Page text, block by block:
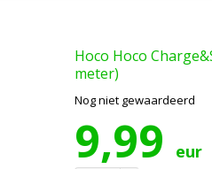
Hoco Hoco
meter)
Nog niet gewaardeerd
9,99 eur